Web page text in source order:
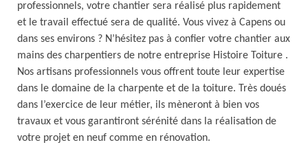
professionnels, votre chantier sera réalisé plus rapidement
et le travail effectué sera de qualité. Vous vivez à Capens ou
dans ses environs ? N’hésitez pas à confier votre chantier aux
mains des charpentiers de notre entreprise Histoire Toiture .
Nos artisans professionnels vous offrent toute leur expertise
dans le domaine de la charpente et de la toiture. Très doués
dans l’exercice de leur métier, ils mèneront à bien vos
travaux et vous garantiront sérénité dans la réalisation de
votre projet en neuf comme en rénovation.